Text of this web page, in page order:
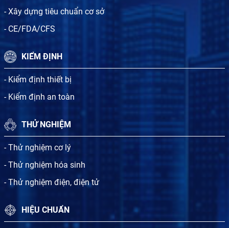
- Xây dựng tiêu chuẩn cơ sở
- CE/FDA/CFS
KIỂM ĐỊNH
- Kiểm định thiết bị
- Kiểm định an toàn
THỬ NGHIỆM
- Thử nghiệm cơ lý
- Thử nghiệm hóa sinh
- Thử nghiệm điện, điện tử
HIỆU CHUẨN